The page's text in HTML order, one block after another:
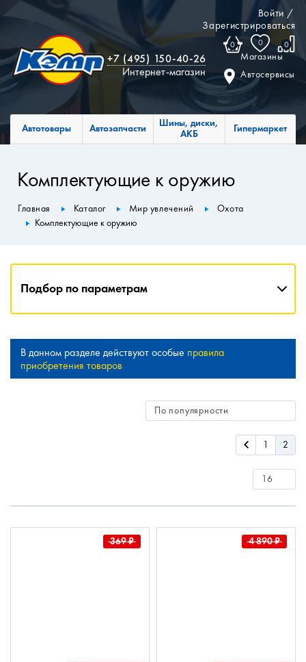
Войти /
Зарегистрироваться
0 0 0
Магазины
Автосервисы
+7 (495) 150-40-26
Интернет-магазин
Автотовары Автозапчасти
Шины, диски,
АКБ
Гипермаркет
Комплектующие к оружию
Главная Каталог Мир увлечений
Охота
Комплектующие к оружию
Подбор по параметрам
В данном разделе действуют особые правила
приобретения товаров
1 2
369₽ 4 890₽